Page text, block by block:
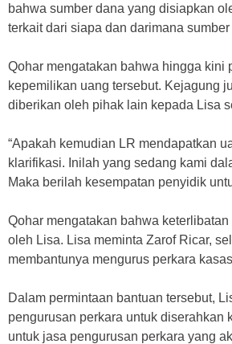
bahwa sumber dana yang disiapkan
terkait dari siapa dan darimana
Qohar mengatakan bahwa hingga kini
kepemilikan uang tersebut. Kejagung
diberikan oleh pihak lain kepada Lisa
“Apakah kemudian LR mendapatkan
klarifikasi. Inilah yang sedang kami
Maka berilah kesempatan penyidik
Qohar mengatakan bahwa
oleh Lisa. Lisa meminta Zarof Ricar,
membantunya mengurus perkara
Dalam permintaan bantuan tersebut,
pengurusan perkara untuk diserahkan
untuk jasa pengurusan perkara yang